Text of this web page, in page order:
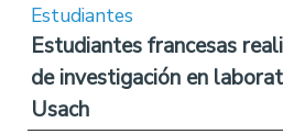
Estudiantes
Estudiantes francesas
de investigación en
Usach